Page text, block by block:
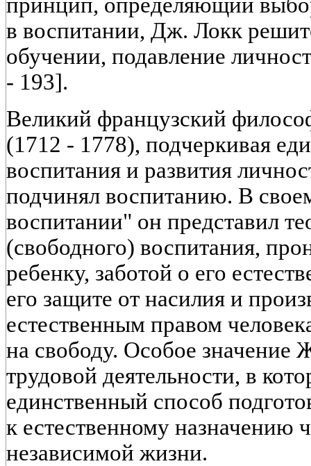
в воспитании, Дж. Локк
обучении, подавление
- 193].
Великий французский
(1712 - 1778), подчеркивая
воспитания и развития
подчинял воспитанию. В
воспитании" он представил
(свободного) воспитания,
ребенку, заботой о его
его защите от насилия и
естественным правом
на свободу. Особое
трудовой деятельности, в
единственный способ
к естественному назначению
независимой жизни.